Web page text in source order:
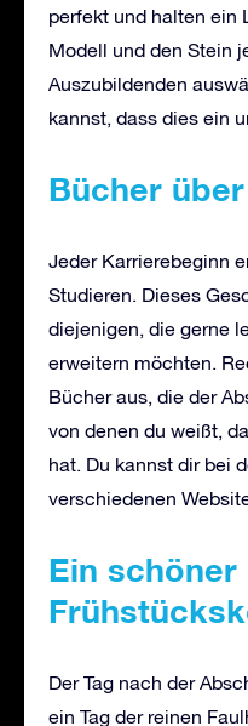
perfekt und halten ein
Modell und den Stein
Auszubildenden
kannst, dass dies ein
Bücher
Jeder Karrierebeginn
Studieren. Dieses
diejenigen, die gerne
erweitern möchten.
Bücher aus, die der
von denen du weißt,
hat. Du kannst dir bei
verschiedenen
Ein schöner
Der Tag nach der
ein Tag der reinen